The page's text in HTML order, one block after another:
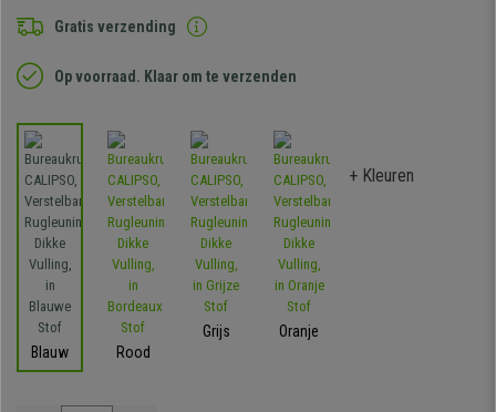
Gratis verzending
Op voorraad. Klaar om te verzenden
Blauw Rood
Grijs Oranje
+ Kleuren